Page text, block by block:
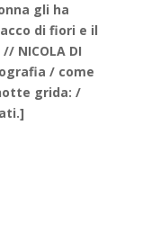
gli ha
di fiori e il
NICOLA DI
/ come
grida: /